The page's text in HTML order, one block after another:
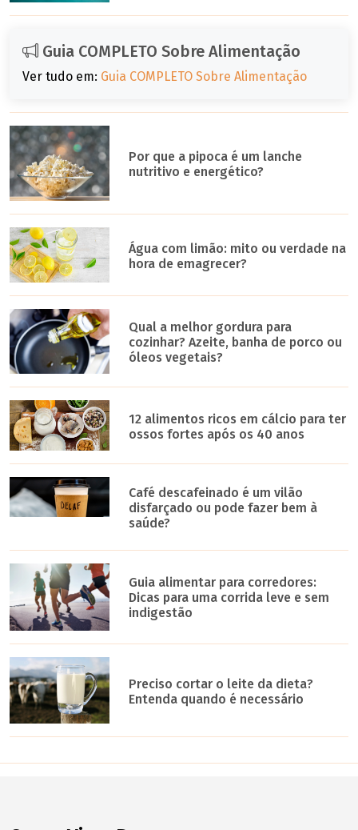
Guia COMPLETO Sobre Alimentação
Ver tudo em: Guia COMPLETO Sobre Alimentação
Por que a pipoca é um lanche
nutritivo e energético?
Água com limão: mito ou verdade na
hora de emagrecer?
Qual a melhor gordura para
cozinhar? Azeite, banha de porco ou
óleos vegetais?
12 alimentos ricos em cálcio para ter
ossos fortes após os 40 anos
Café descafeinado é um vilão
disfarçado ou pode fazer bem à
saúde?
Guia alimentar para corredores:
Dicas para uma corrida leve e sem
indigestão
Preciso cortar o leite da dieta?
Entenda quando é necessário